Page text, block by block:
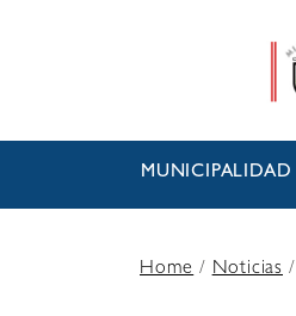
MUNICIPALIDAD
Home/Noticias /